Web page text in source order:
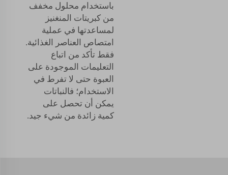
باستخدام محلول مخفف
من كبريتات المنغنيز
لمساعدتها في عملية
امتصاص العناصر الغذائية.
فقط تأكد من اتباع
التعليمات الموجودة على
العبوة حتى لا تفرط في
الاستخدام؛ فالنباتات
يمكن أن تحصل على
كمية زائدة من شيء جيد.